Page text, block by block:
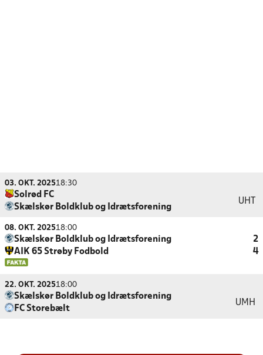
03. OKT. 202518:30
Solrød FC
Skælskør Boldklub og Idrætsforening
UHT
08. OKT. 202518:00
Skælskør Boldklub og Idrætsforening
2
AIK 65 Strøby Fodbold
4
22. OKT. 202518:00
Skælskør Boldklub og Idrætsforening
FC Storebælt
UMH